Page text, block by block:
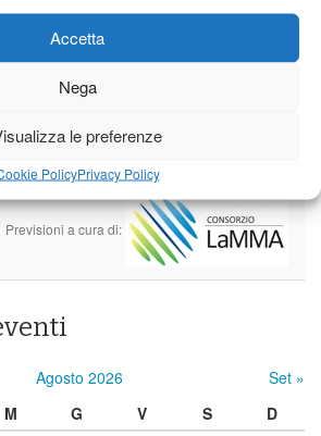
Accetta
Nega
le preferenze
PolicyPrivacy Policy
25°C|36°C 21°C|37°C 22°C|38°C
25°C|33°C
Previsioni a cura di:
Agosto 2026
Set »
M G V S
D